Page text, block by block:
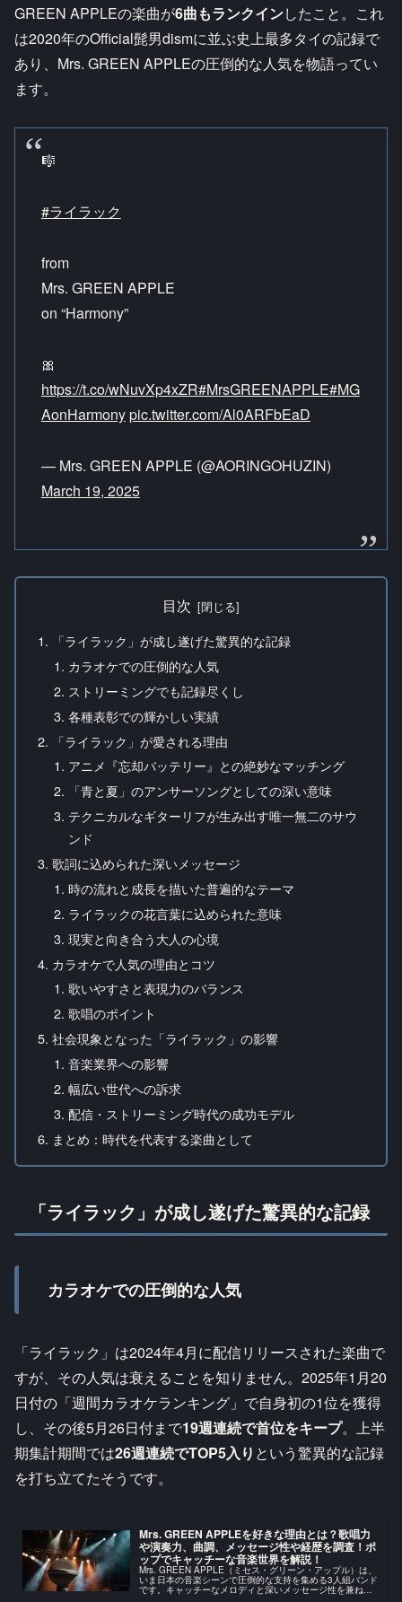
GREEN APPLEの楽曲が6曲もランクインしたこと。これ
は2020年のOfficial髭男dismに並ぶ史上最多タイの記録で
あり、Mrs. GREEN APPLEの圧倒的な人気を物語ってい
ます。
🎼
#ライラック
from
Mrs. GREEN APPLE
on “Harmony”
🎀
https://t.co/wNuvXp4xZR#MrsGREENAPPLE#MG
AonHarmonypic.twitter.com/Al0ARFbEaD
— Mrs. GREEN APPLE (@AORINGOHUZIN)
March 19, 2025
目次
「ライラック」が成し遂げた驚異的な記録
カラオケでの圧倒的な人気
ストリーミングでも記録尽くし
各種表彰での輝かしい実績
「ライラック」が愛される理由
アニメ『忘却バッテリー』との絶妙なマッチング
「青と夏」のアンサーソングとしての深い意味
テクニカルなギターリフが生み出す唯一無二のサウ
ンド
歌詞に込められた深いメッセージ
時の流れと成長を描いた普遍的なテーマ
ライラックの花言葉に込められた意味
現実と向き合う大人の心境
カラオケで人気の理由とコツ
歌いやすさと表現力のバランス
歌唱のポイント
社会現象となった「ライラック」の影響
音楽業界への影響
幅広い世代への訴求
配信・ストリーミング時代の成功モデル
まとめ：時代を代表する楽曲として
「ライラック」が成し遂げた驚異的な記録
カラオケでの圧倒的な人気
「ライラック」は2024年4月に配信リリースされた楽曲で
すが、その人気は衰えることを知りません。2025年1月20
日付の「週間カラオケランキング」で自身初の1位を獲得
し、その後5月26日付まで19週連続で首位をキープ。上半
期集計期間では26週連続でTOP5入り という驚異的な記録
を打ち立てたそうです。
Mrs. GREEN APPLEを好きな理由とは？歌唱力
や演奏力、曲調、メッセージ性や経歴を調査！ポ
ップでキャッチーな音楽世界を解説！
Mrs. GREEN APPLE（ミセス・グリーン・アップル）は、
いま日本の音楽シーンで圧倒的な支持を集める3人組バンド
です。キャッチーなメロディと深いメッセージ性を兼ね備